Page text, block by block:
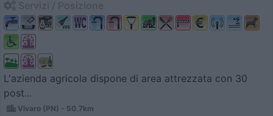
L'azienda agricola dispone di area attrezzata con 30
post...
Vivaro (PN) - 50.7km